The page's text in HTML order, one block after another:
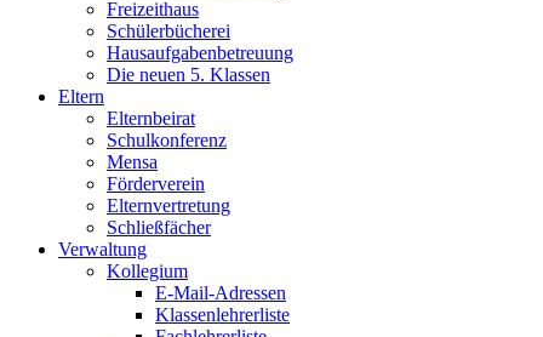
Freizeithaus
Schülerbücherei
Hausaufgabenbetreuung
Die neuen 5. Klassen
Eltern
Elternbeirat
Schulkonferenz
Mensa
Förderverein
Elternvertretung
Schließfächer
Verwaltung
Kollegium
E-Mail-Adressen
Klassenlehrerliste